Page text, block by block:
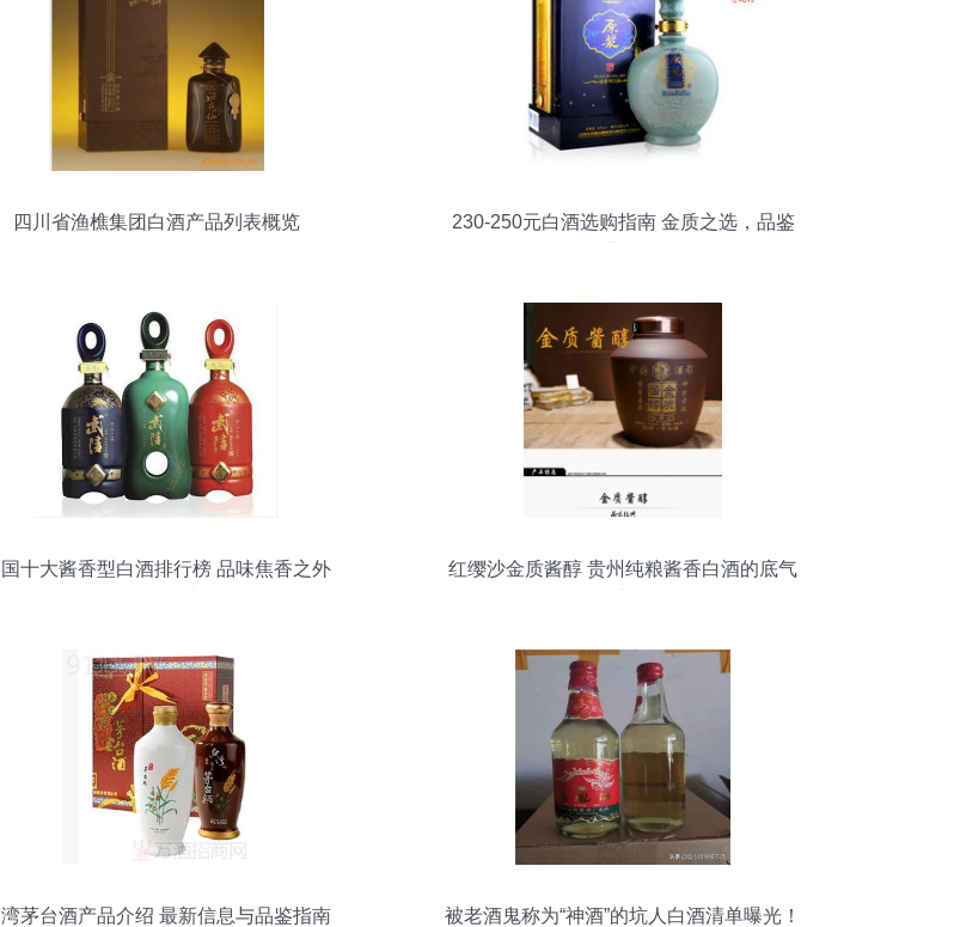
四川省渔樵集团白酒产品列表概览
230-250元白酒选购指南 金质之选，品鉴
十大酱香型白酒排行榜 品味焦香之外
红缨沙金质酱醇 贵州纯粮酱香白酒的底气
茅台酒产品介绍 最新信息与品鉴指南
被老酒鬼称为“神酒”的坑人白酒清单曝光！